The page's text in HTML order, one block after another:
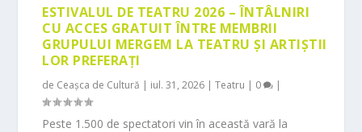
ESTIVALUL DE TEATRU 2026 – ÎNTÂLNIRI
CU ACCES GRATUIT ÎNTRE MEMBRII
GRUPULUI MERGEM LA TEATRU ȘI ARTIȘTII
LOR PREFERAȚI
de Ceașca de Cultură | iul. 31, 2026 |Teatru | 0 |
Peste 1.500 de spectatori vin în această vară la